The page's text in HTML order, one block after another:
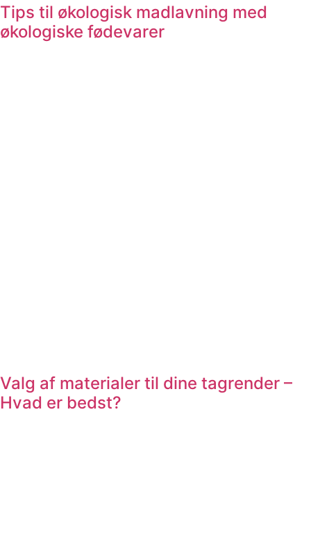
Tips til økologisk madlavning med
økologiske fødevarer
Valg af materialer til dine tagrender –
Hvad er bedst?